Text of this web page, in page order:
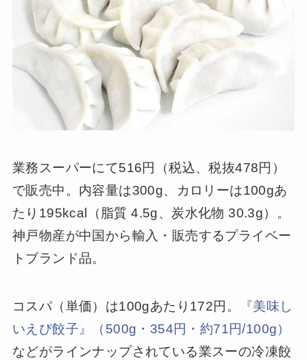
業務スーパーにて516円（税込、税抜478円）
で販売中。内容量は300g、カロリーは100gあ
たり195kcal（脂質 4.5g、炭水化物 30.3g）。
神戸物産が中国から輸入・販売するプライベー
トブランド品。
コスパ（単価）は100gあたり172円。
『美味し
いえび餃子』（500g・354円・約71円/100g）
などがラインナップされている業スーの冷凍餃